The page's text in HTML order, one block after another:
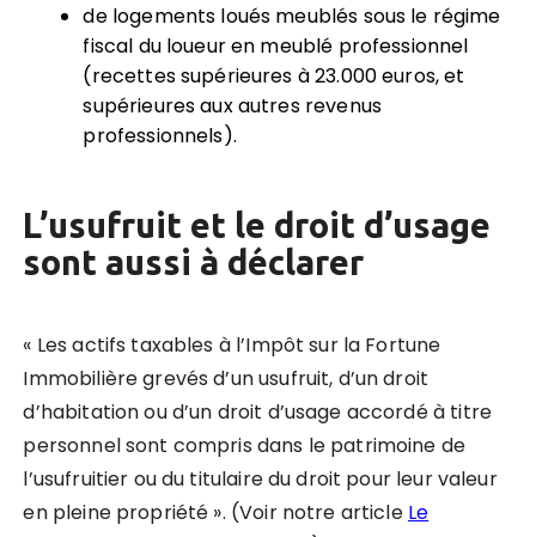
de logements loués meublés sous le régime
fiscal du loueur en meublé professionnel
(recettes supérieures à 23.000 euros, et
supérieures aux autres revenus
professionnels).
L’usufruit et le droit d’usage
sont aussi à déclarer
« Les actifs taxables à l’Impôt sur la Fortune
Immobilière grevés d’un usufruit, d’un droit
d’habitation ou d’un droit d’usage accordé à titre
personnel sont compris dans le patrimoine de
l’usufruitier ou du titulaire du droit pour leur valeur
en pleine propriété ». (Voir notre article Le